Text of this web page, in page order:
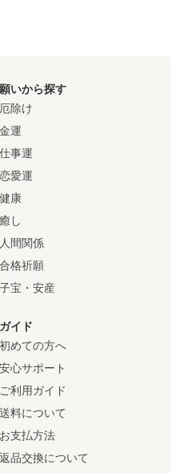
願いから探す
厄除け
金運
仕事運
恋愛運
健康
癒し
人間関係
合格祈願
子宝・安産
ガイド
初めての方へ
安心サポート
ご利用ガイド
送料について
お支払方法
返品交換について